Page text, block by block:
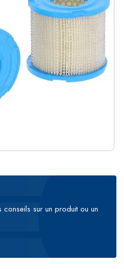
sur un produit ou un